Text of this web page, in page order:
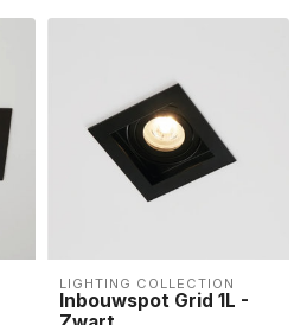
LIGHTING COLLECTION
Inbouwspot Grid 1L -